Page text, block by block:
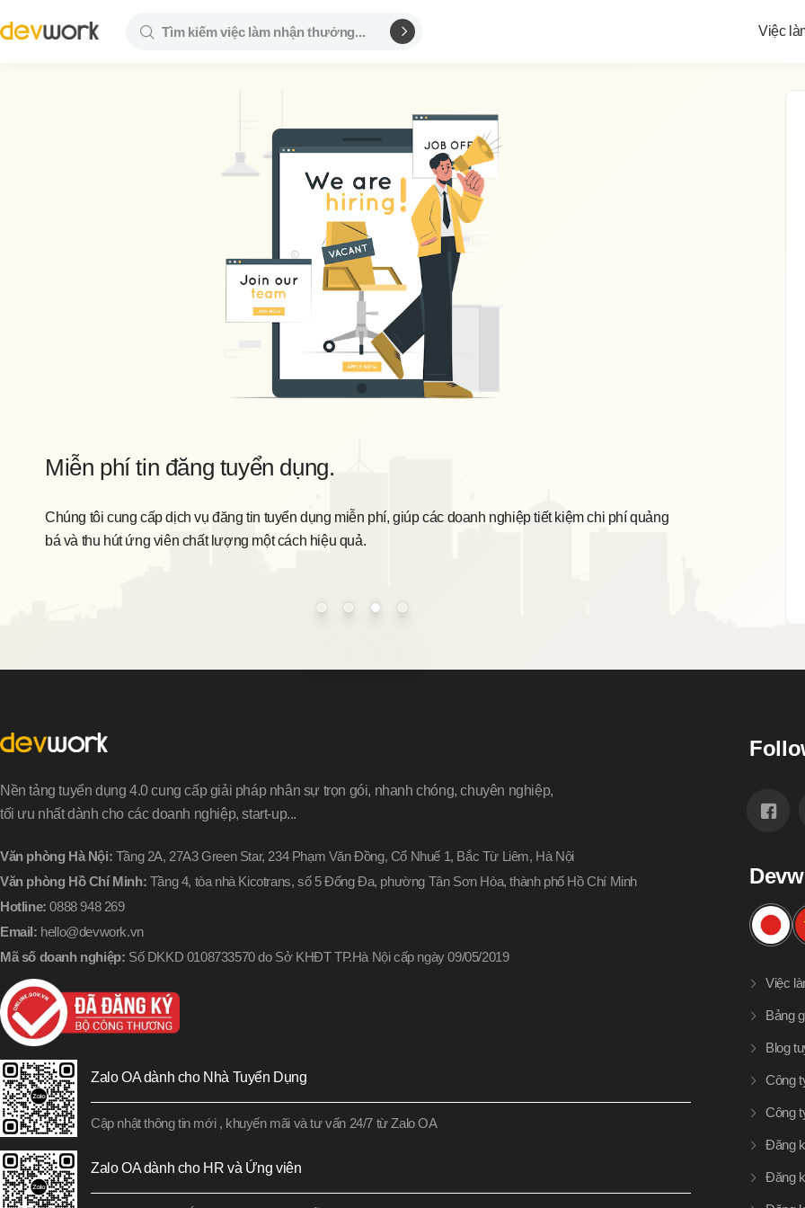
Việc
Miễn phí tin đăng tuyển dụng.
Chúng tôi cung cấp dịch vụ đăng tin tuyển dụng miễn phí, giúp các doanh nghiệp tiết kiệm chi phí quảng
bá và thu hút ứng viên chất lượng một cách hiệu quả.
tiết
Nền tảng tuyển dụng 4.0 cung cấp giải pháp nhân sự trọn gói, nhanh chóng, chuyên nghiệp,
tối ưu nhất dành cho các doanh nghiệp, start-up...
Văn phòng Hà Nội: Tầng 2A, 27A3 Green Star, 234 Phạm Văn Đồng, Cổ Nhuế 1, Bắc Từ Liêm, Hà Nội
Văn phòng Hồ Chí Minh: Tầng 4, tòa nhà Kicotrans, số 5 Đống Đa, phường Tân Sơn Hòa, thành phố Hồ Chí Minh
Hotline: 0888 948 269
Email: hello@devwork.vn
Mã số doanh nghiệp: Số DKKD 0108733570 do Sở KHĐT TP.Hà Nội cấp ngày 09/05/2019
Zalo OA dành cho Nhà Tuyển Dụng
Cập nhật thông tin mới , khuyến mãi và tư vấn 24/7 từ Zalo OA
Zalo OA dành cho HR và Ứng viên
Việc
Bảng
Blog
Công
Công
Đăng
Đăng